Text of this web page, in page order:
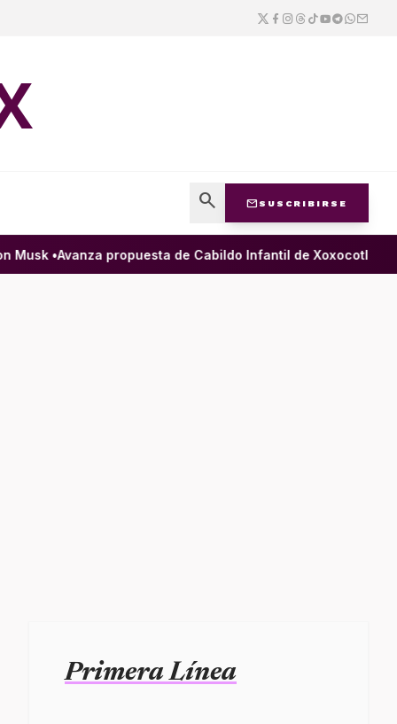
search mail SUSCRIBIRSE
•Avanza propuesta de Cabildo Infantil de Xoxocotlán
Primera Línea